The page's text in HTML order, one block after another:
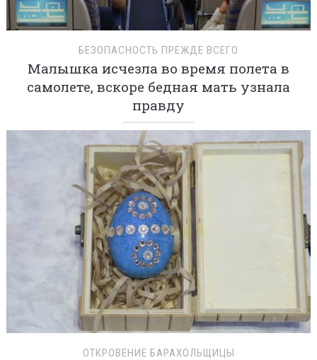
БЕЗОПАСНОСТЬ ПРЕЖДЕ ВСЕГО
Малышка исчезла во время полета в
самолете, вскоре бедная мать узнала
правду
ОТКРОВЕНИЕ БАРАХОЛЬЩИЦЫ